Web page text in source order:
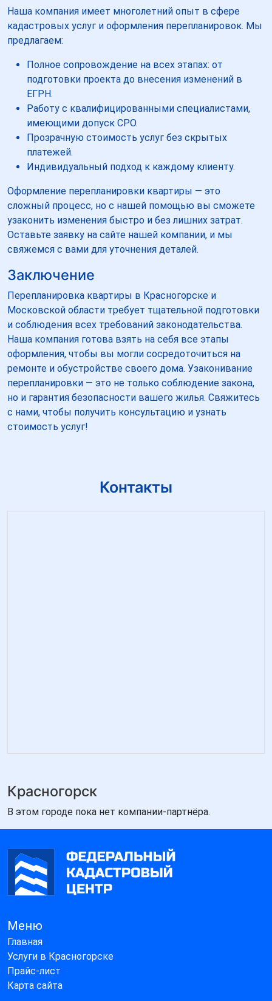
Наша компания имеет многолетний опыт в сфере
кадастровых услуг и оформления перепланировок. Мы
предлагаем:
Полное сопровождение на всех этапах: от
подготовки проекта до внесения изменений в
ЕГРН.
Работу с квалифицированными специалистами,
имеющими допуск СРО.
Прозрачную стоимость услуг без скрытых
платежей.
Индивидуальный подход к каждому клиенту.
Оформление перепланировки квартиры — это
сложный процесс, но с нашей помощью вы сможете
узаконить изменения быстро и без лишних затрат.
Оставьте заявку на сайте нашей компании, и мы
свяжемся с вами для уточнения деталей.
Заключение
Перепланировка квартиры в Красногорске и
Московской области требует тщательной подготовки
и соблюдения всех требований законодательства.
Наша компания готова взять на себя все этапы
оформления, чтобы вы могли сосредоточиться на
ремонте и обустройстве своего дома. Узаконивание
перепланировки — это не только соблюдение закона,
но и гарантия безопасности вашего жилья. Свяжитесь
с нами, чтобы получить консультацию и узнать
стоимость услуг!
Контакты
Красногорск
В этом городе пока нет компании-партнёра.
Меню
Главная
Услуги в Красногорске
Прайс-лист
Карта сайта